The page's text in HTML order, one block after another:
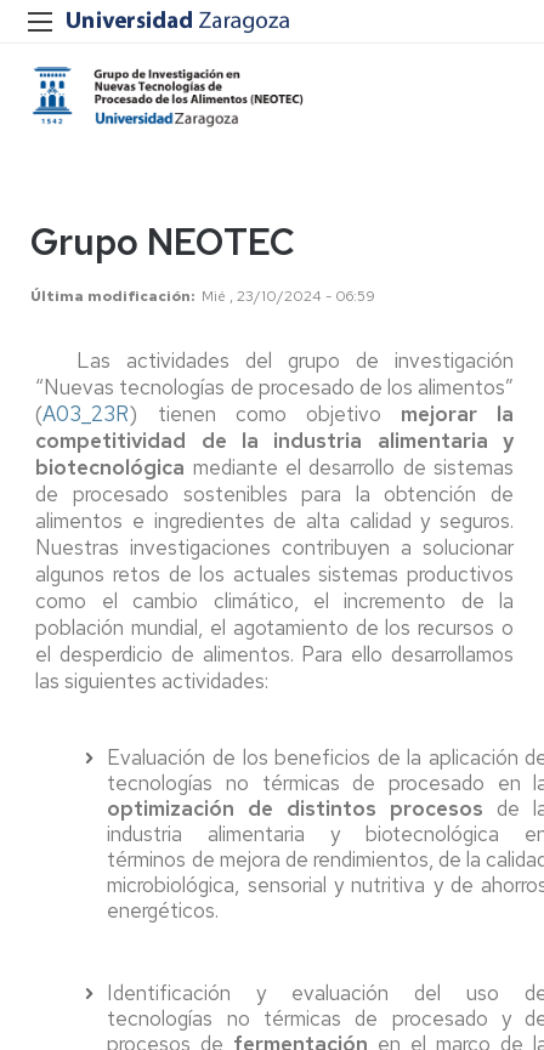
Grupo NEOTEC
Última modificación Mié , 23/10/2024 - 06:59
Las actividades del grupo de investigación
“Nuevas tecnologías de procesado de los alimentos”
(A03_23R) tienen como objetivo mejorar la
competitividad de la industria alimentaria y
biotecnológica mediante el desarrollo de sistemas
de procesado sostenibles para la obtención de
alimentos e ingredientes de alta calidad y seguros.
Nuestras investigaciones contribuyen a solucionar
algunos retos de los actuales sistemas productivos
como el cambio climático, el incremento de la
población mundial, el agotamiento de los recursos o
el desperdicio de alimentos. Para ello desarrollamos
las siguientes actividades:
Evaluación de los beneficios de la aplicación
tecnologías no térmicas de procesado en
optimización de distintos procesos de
industria alimentaria y biotecnológica
términos de mejora de rendimientos, de la
microbiológica, sensorial y nutritiva y de
energéticos.
Identificación y evaluación del uso
tecnologías no térmicas de procesado y
procesos de fermentación en el marco de